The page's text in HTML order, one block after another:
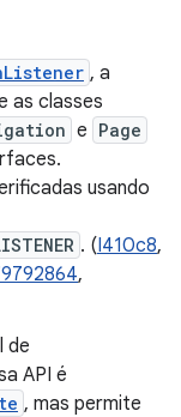
, a
as classes
e Page
usando
. (I410c8,
,
de
API é
, mas permite